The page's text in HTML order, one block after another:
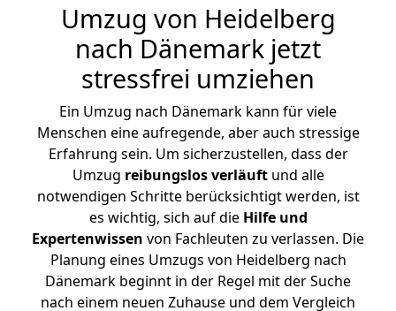
Umzug von Heidelberg
nach Dänemark jetzt
stressfrei umziehen
Ein Umzug nach Dänemark kann für viele
Menschen eine aufregende, aber auch stressige
Erfahrung sein. Um sicherzustellen, dass der
Umzug reibungslos verläuftund alle
notwendigen Schritte berücksichtigt werden, ist
es wichtig, sich auf die Hilfe und
Expertenwissen von Fachleuten zu verlassen. Die
Planung eines Umzugs von Heidelberg nach
Dänemark beginnt in der Regel mit der Suche
nach einem neuen Zuhause und dem Vergleich